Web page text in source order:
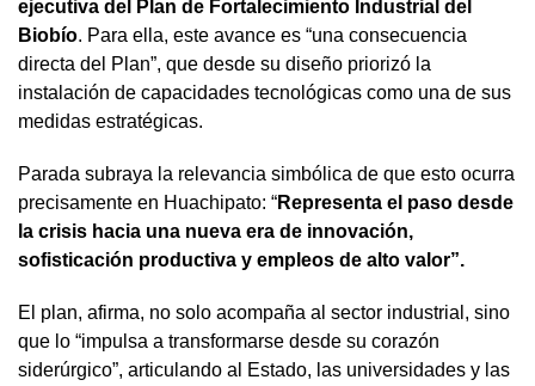
ejecutiva del Plan de Fortalecimiento Industrial del
Biobío. Para ella, este avance es “una consecuencia
directa del Plan”, que desde su diseño priorizó la
instalación de capacidades tecnológicas como una de sus
medidas estratégicas.
Parada subraya la relevancia simbólica de que esto ocurra
precisamente en Huachipato: “Representa el paso desde
la crisis hacia una nueva era de innovación,
sofisticación productiva y empleos de alto valor”.
El plan, afirma, no solo acompaña al sector industrial, sino
que lo “impulsa a transformarse desde su corazón
siderúrgico”, articulando al Estado, las universidades y las